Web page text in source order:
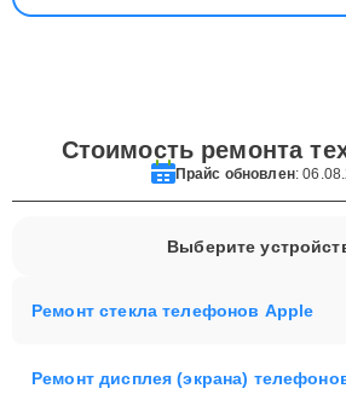
Стоимость ремонта
Прайс обновлен:
Выберите
Ремонт стекла телефонов Apple
Ремонт дисплея (экрана)